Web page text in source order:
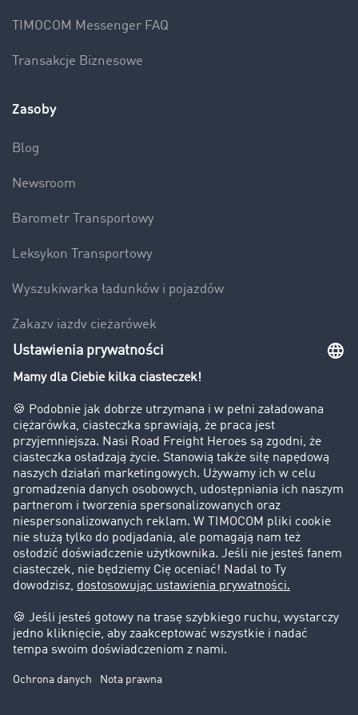
TIMOCOM Messenger FAQ
Transakcje Biznesowe
Zasoby
Blog
Newsroom
Barometr Transportowy
Leksykon Transportowy
Wyszukiwarka ładunków i pojazdów
Zakazy jazdy ciężarówek
Bezpieczeństwo
Firma
Historie sukcesu
Klienci pozyskują nowych klientów
Informacje prawne
Impressum
OWU
Ochrona danych
Ustawienia plików cookies